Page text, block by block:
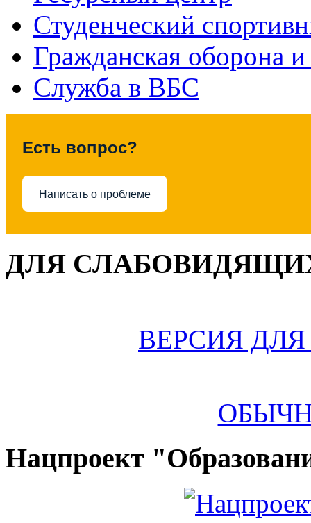
Студенческий
Гражданская оборона
Служба в ВБС
Есть вопрос?
Написать о проблеме
ДЛЯ
ВЕРСИЯ
Нацпроект